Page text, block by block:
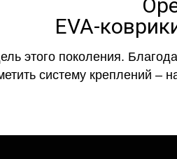
EVA-
этого поколения.
систему креплений –